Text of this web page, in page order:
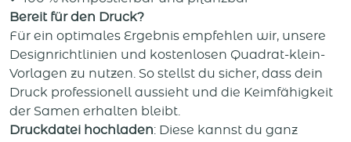
Bereit für den Druck?
Für ein optimales Ergebnis empfehlen wir, unsere
Designrichtlinien und kostenlosen Quadrat-klein-
Vorlagen zu nutzen. So stellst du sicher, dass dein
Druck professionell aussieht und die Keimfähigkeit
der Samen erhalten bleibt.
Druckdatei hochladen: Diese kannst du ganz